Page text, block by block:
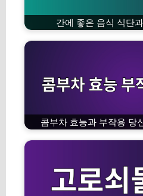
간에 좋은 음식 식단
콤부차 효능과 부작용 당